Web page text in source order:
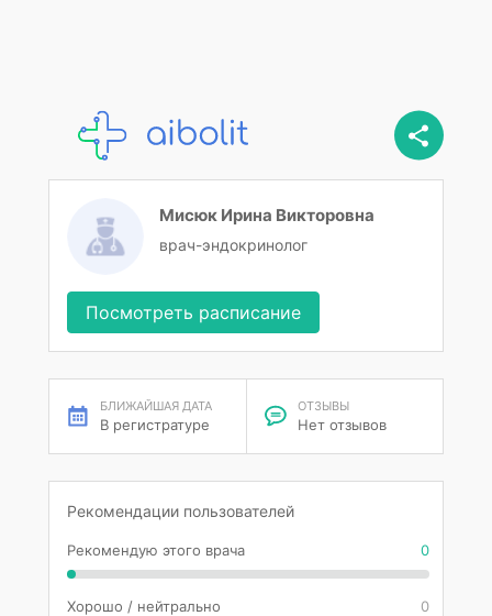
Мисюк Ирина Викторовна
врач-эндокринолог
Посмотреть расписание
БЛИЖАЙШАЯ ДАТА
В регистратуре
ОТЗЫВЫ
Нет отзывов
Рекомендации пользователей
Рекомендую этого врача 0
Хорошо / нейтрально 0